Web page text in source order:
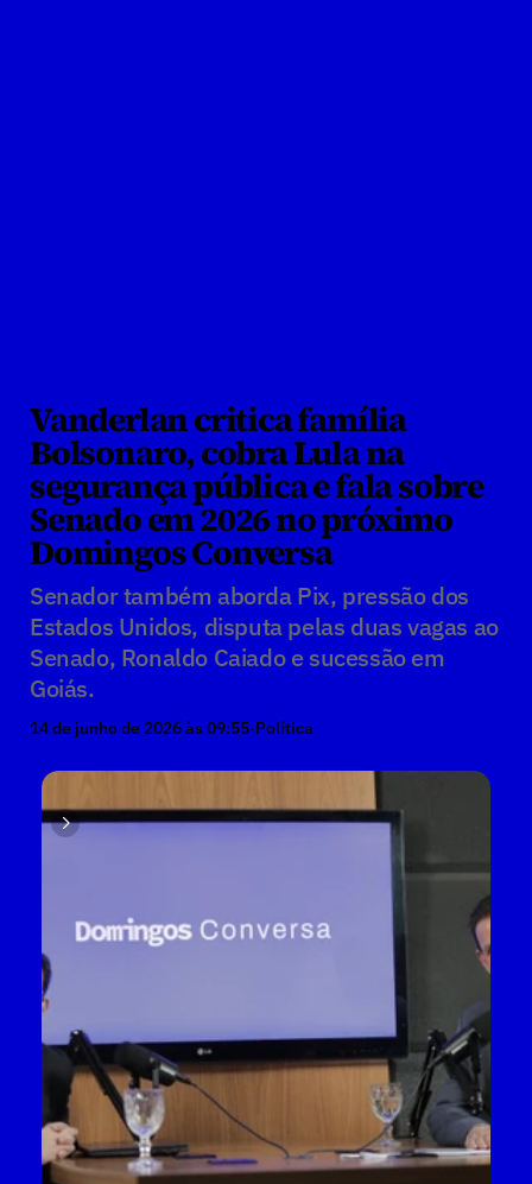
Vanderlan critica família
Bolsonaro, cobra Lula na
segurança pública e fala sobre
Senado em 2026 no próximo
Domingos Conversa
Senador também aborda Pix, pressão dos
Estados Unidos, disputa pelas duas vagas ao
Senado, Ronaldo Caiado e sucessão em
Goiás.
14 de junho de 2026 às 09:55·Política